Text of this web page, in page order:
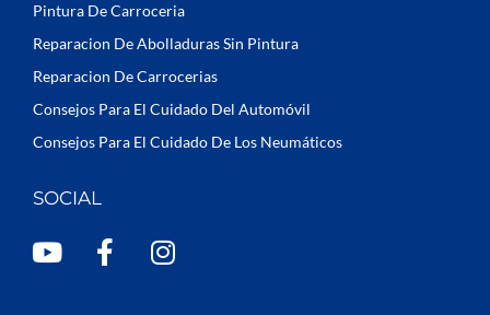
Pintura De Carroceria
Reparacion De Abolladuras Sin Pintura
Reparacion De Carrocerias
Consejos Para El Cuidado Del Automóvil
Consejos Para El Cuidado De Los Neumáticos
SOCIAL
Y
F
I